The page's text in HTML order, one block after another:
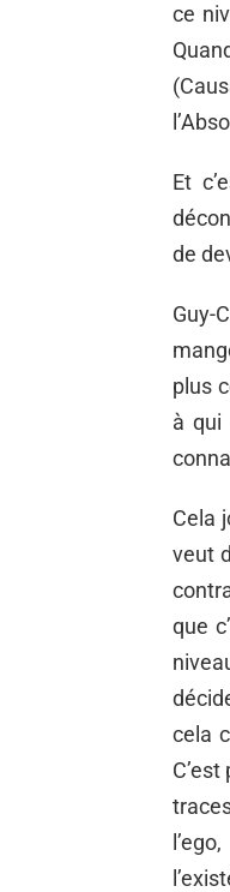
ce
Et
de
Guy-
plus
à qui
Cela
veut
que
cela